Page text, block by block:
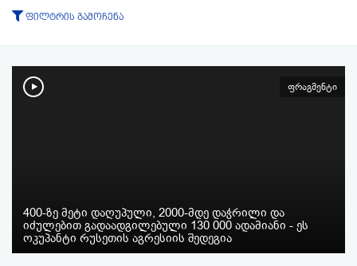
ფილტრის გამოჩენა
ტიპი:
ყველა გადაცემა ფრაგმენტი
პერიოდი:
ფრაგმენტი
400-ზე მეტი დაღუპული, 2000-მდე დაჭრილი და
იძულებით გადაადგილებული 130 000 ადამიანი - ეს
ოკუპანტი რუსეთის აგრესიის შედეგია